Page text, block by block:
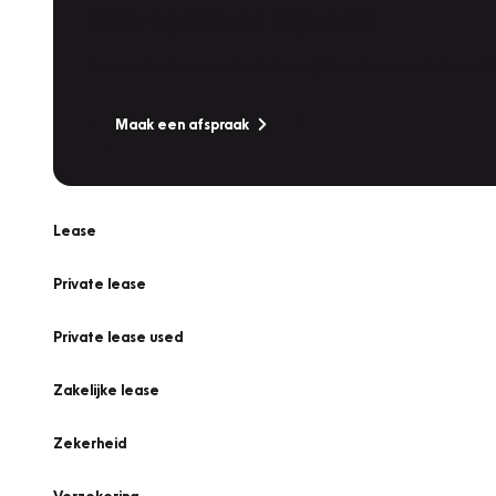
Maak een afspraak
Lease
Private lease
Private lease used
Zakelijke lease
Zekerheid